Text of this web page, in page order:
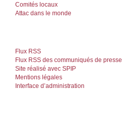
Comités locaux
Attac dans le monde
Flux RSS
Flux RSS des communiqués de presse
Site réalisé avec SPIP
Mentions légales
Interface d’administration